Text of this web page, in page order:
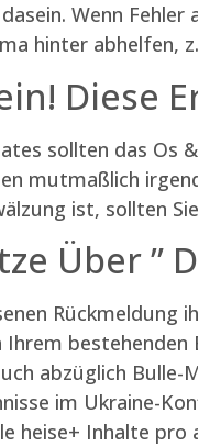
Wenn
hinter abhelfen, z.
Diese
sollten das Os
mutmaßlich
ist, sollten
Über ”
Rückmeldung
abzüglich
im Ukraine-
heise+ Inhalte